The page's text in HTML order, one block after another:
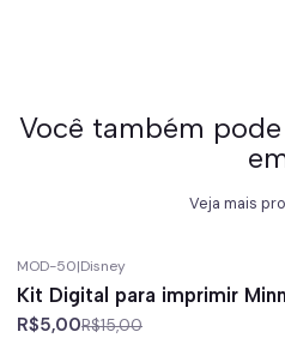
Você também
Veja mais
MOD-50|Disney
Kit Digital para imprimir
R$5,00R$15,00